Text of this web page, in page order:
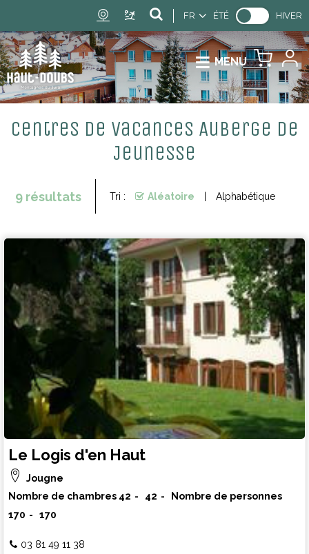
FR ÉTÉ HIVER
MENU
Centres de vacances Auberge de
Jeunesse
9résultats Tri : Aléatoire Alphabétique
Le Logis d'en Haut
Jougne
Nombre de chambres 42 42
Nombre de personnes
170
170
03 81 49 11 38